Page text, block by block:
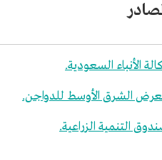
الأنباء السعودية.
الشرق الأوسط للدواجن.
التنمية الزراعية.